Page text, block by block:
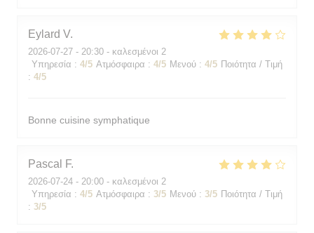
Eylard V
2026-07-27 - 20:30 - καλεσμένοι 2
Υπηρεσία : 4/5 Ατμόσφαιρα : 4/5 Μενού : 4/5 Ποιότητα / Τιμή
: 4/5
Bonne cuisine symphatique
Pascal F
2026-07-24 - 20:00 - καλεσμένοι 2
Υπηρεσία : 4/5 Ατμόσφαιρα : 3/5 Μενού : 3/5 Ποιότητα / Τιμή
: 3/5